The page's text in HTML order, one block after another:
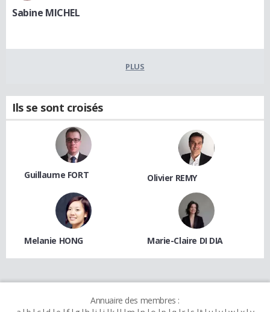
Sabine MICHEL
PLUS
Ils se sont croisés
Guillaume FORT Olivier REMY
Melanie HONG Marie-Claire DI DIA
Annuaire des membres :